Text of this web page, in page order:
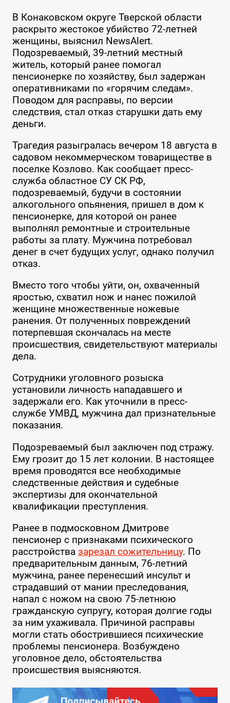
В Конаковском округе Тверской области
раскрыто жестокое убийство 72-летней
женщины, выяснил NewsAlert.
Подозреваемый, 39-летний местный
житель, который ранее помогал
пенсионерке по хозяйству, был задержан
оперативниками по «горячим следам».
Поводом для расправы, по версии
следствия, стал отказ старушки дать ему
деньги.
Трагедия разыгралась вечером 18 августа в
садовом некоммерческом товариществе в
поселке Козлово. Как сообщает пресс-
служба областное СУ СК РФ,
подозреваемый, будучи в состоянии
алкогольного опьянения, пришел в дом к
пенсионерке, для которой он ранее
выполнял ремонтные и строительные
работы за плату. Мужчина потребовал
денег в счет будущих услуг, однако получил
отказ.
Вместо того чтобы уйти, он, охваченный
яростью, схватил нож и нанес пожилой
женщине множественные ножевые
ранения. От полученных повреждений
потерпевшая скончалась на месте
происшествия, свидетельствуют материалы
дела.
Сотрудники уголовного розыска
установили личность нападавшего и
задержали его. Как уточнили в пресс-
службе УМВД, мужчина дал признательные
показания.
Подозреваемый был заключен под стражу.
Ему грозит до 15 лет колонии. В настоящее
время проводятся все необходимые
следственные действия и судебные
экспертизы для окончательной
квалификации преступления.
Ранее в подмосковном Дмитрове
пенсионер с признаками психического
расстройства зарезал сожительницу. По
предварительным данным, 76-летний
мужчина, ранее перенесший инсульт и
страдавший от мании преследования,
напал с ножом на свою 75-летнюю
гражданскую супругу, которая долгие годы
за ним ухаживала. Причиной расправы
могли стать обострившиеся психические
проблемы пенсионера. Возбуждено
уголовное дело, обстоятельства
происшествия выясняются.